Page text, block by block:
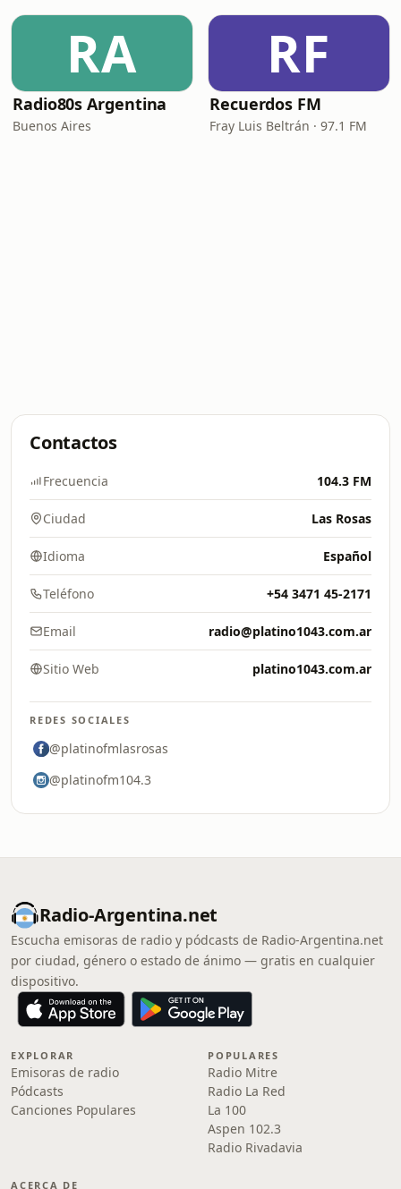
RA
Radio80s Argentina
Buenos Aires
RF
Recuerdos FM
Fray Luis Beltrán · 97.1 FM
Contactos
Frecuencia 104.3 FM
Ciudad Las Rosas
Idioma Español
Teléfono +54 3471 45-2171
Email radio@platino1043.com.ar
Sitio Web platino1043.com.ar
REDES SOCIALES
@platinofmlasrosas
@platinofm104.3
Radio-Argentina.net
Escucha emisoras de radio y pódcasts de Radio-Argentina.net
por ciudad, género o estado de ánimo — gratis en cualquier
dispositivo.
EXPLORAR
Emisoras de radio
Pódcasts
Canciones Populares
POPULARES
Radio Mitre
Radio La Red
La 100
Aspen 102.3
Radio Rivadavia
ACERCA DE